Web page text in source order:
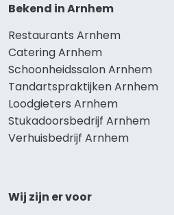
Bekend in Arnhem
Restaurants Arnhem
Catering Arnhem
Schoonheidssalon Arnhem
Tandartspraktijken Arnhem
Loodgieters Arnhem
Stukadoorsbedrijf Arnhem
Verhuisbedrijf Arnhem
Wij zijn er voor